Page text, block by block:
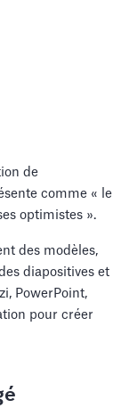
de
comme « le
optimistes ».
des modèles,
diapositives et
PowerPoint,
pour créer